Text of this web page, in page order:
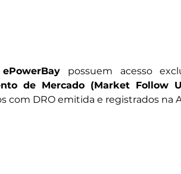
ePowerBay
de Mercado (Market Follow
com DRO emitida e registrados na